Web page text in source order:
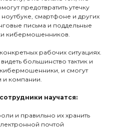
предотвратить утечку
смартфоне и других
письма и поддельные
кибермошенников.
рабочих ситуациях.
большинство тактик и
и смогут
и компании.
научатся:
и правильно их хранить
почтой